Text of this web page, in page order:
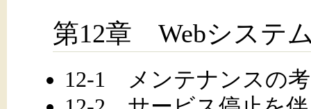
第12章 Webシステ
12-1 メンテナンスの